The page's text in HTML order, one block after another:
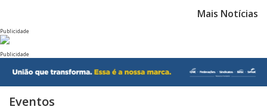
Mais Notícias
Publicidade
Publicidade
Eventos